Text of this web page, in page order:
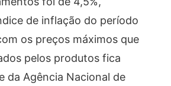
de inflação do período
os preços máximos que
pelos produtos fica
da Agência Nacional de